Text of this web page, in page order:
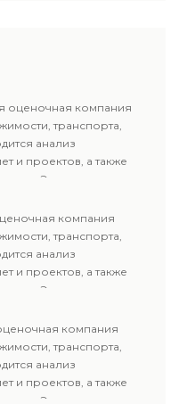
оценочная компания
транспорта,
анализ
и проектов, а также
Эксперты
имущества и
используются для
процессов.
компания
транспорта,
анализ
и проектов, а также
Эксперты
имущества и
используются для
процессов.
компания
транспорта,
анализ
и проектов, а также
Эксперты